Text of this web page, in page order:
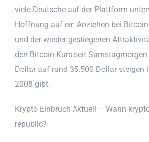
viele Deutsche auf der Plattform
Hoffnung auf ein Anziehen bei
und der wieder gestiegenen
den Bitcoin-Kurs seit
Dollar auf rund 35.500 Dollar steigen
2008 gibt.
Krypto Einbruch Aktuell – Wann
republic?